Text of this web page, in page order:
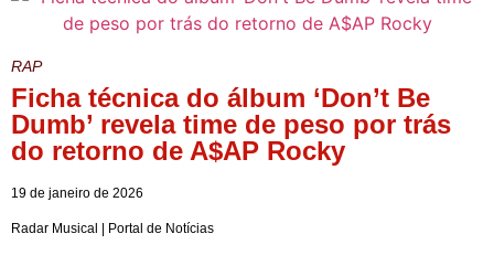
RAP
Ficha técnica do álbum ‘Don’t Be
Dumb’ revela time de peso por trás
do retorno de A$AP Rocky
19 de janeiro de 2026
Radar Musical | Portal de Notícias